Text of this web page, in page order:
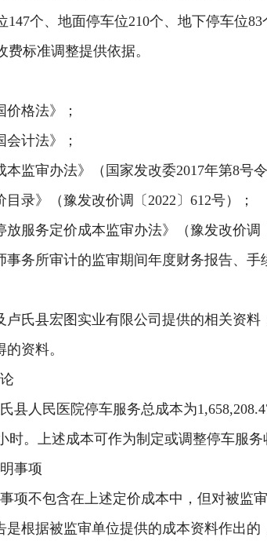
个、地面停车位210个、地下停车位
标准调整提供依据。
价格法》；
计法》；
监审办法》（国家发改委2017年第8号令
录》（豫发改价调〔2022〕612号）；
服务定价成本监审办法》（豫发改价调
事务所审计的监审期间年度财务报告、
卢氏县宏图实业有限公司提供的相关资料
资料。
县人民医院停车服务总成本为
时。上述成本可作为制定或调整停车服务
事项
项不包含在上述定价成本中，但对被监
是根据被监审单位提供的成本资料作出